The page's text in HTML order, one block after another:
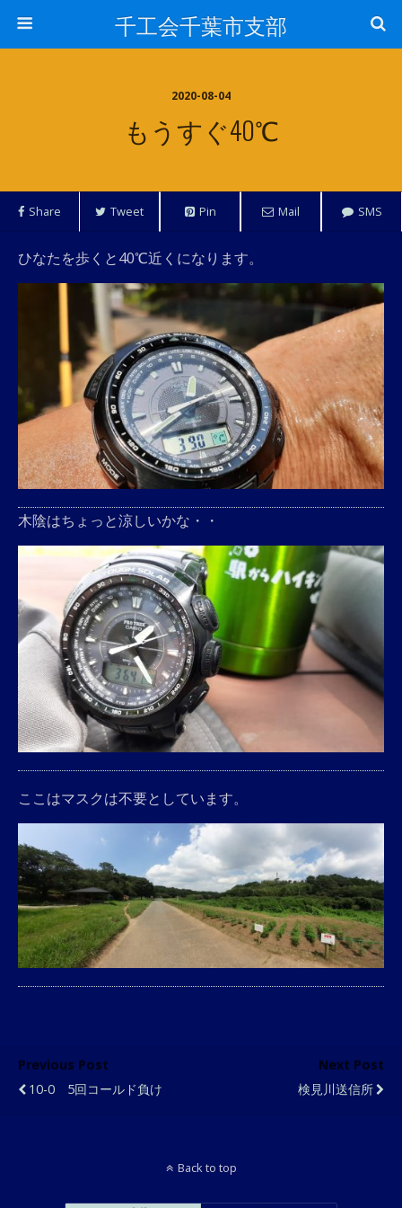
千工会千葉市支部
2020-08-04
もうすぐ40℃
Share Tweet Pin Mail SMS
ひなたを歩くと40℃近くになります。
木陰はちょっと涼しいかな・・
ここはマスクは不要としています。
Previous Post
10-0 5回コールド負け
Next Post
検見川送信所
Back to top